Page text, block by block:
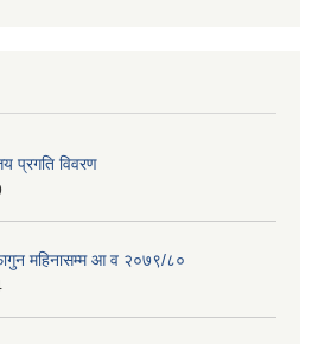
प्रगति विवरण
महिनासम्म आ व २०७९/८०